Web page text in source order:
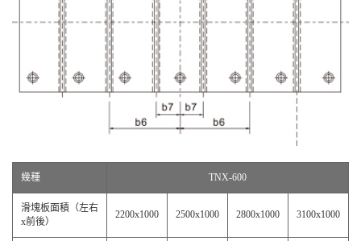
幾種 TNX-600
滑塊板面積（左右
x前後）
2200x1000 2500x1000 2800x1000 3100x1000